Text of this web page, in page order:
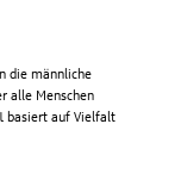
die männliche
alle Menschen
basiert auf Vielfalt